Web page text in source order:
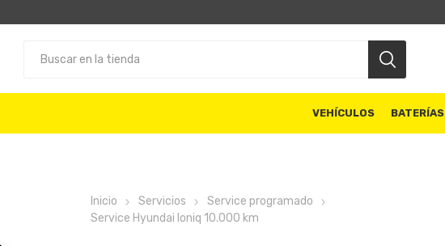
VEHÍCULOS BATERÍAS
Inicio Servicios
Service programado
Service Hyundai Ioniq 10.000 km